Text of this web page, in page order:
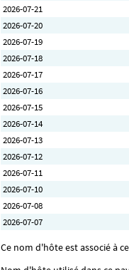
2026-07-21
2026-07-20
2026-07-19
2026-07-18
2026-07-17
2026-07-16
2026-07-15
2026-07-14
2026-07-13
2026-07-12
2026-07-11
2026-07-10
2026-07-08
2026-07-07
Ce nom d'hôte est associé à